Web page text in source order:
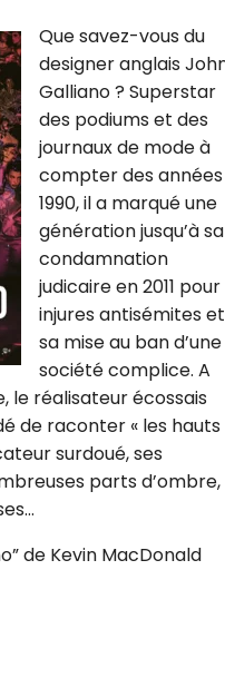
Que savez-vous du
designer anglais
Galliano ? Superstar
des podiums et des
journaux de mode à
compter des années
1990, il a marqué une
génération jusqu’à sa
condamnation
judicaire en 2011 pour
injures antisémites et
sa mise au ban d’une
société complice. A
le réalisateur écossais
de raconter « les hauts
surdoué, ses
parts d’ombre,
de Kevin MacDonald